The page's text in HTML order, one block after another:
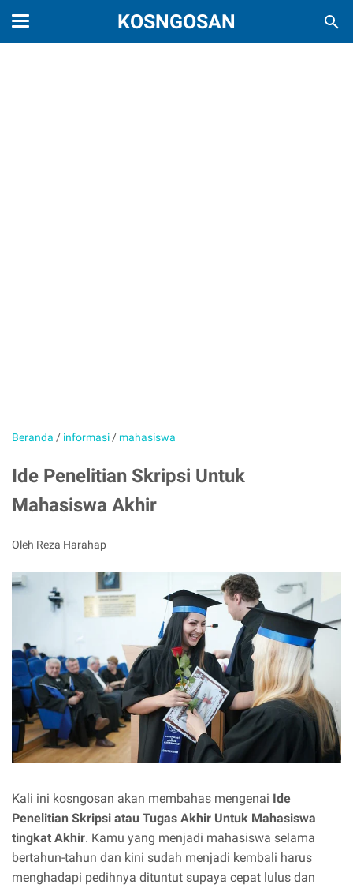
KOSNGOSAN
Beranda / informasi / mahasiswa
Ide Penelitian Skripsi Untuk
Mahasiswa Akhir
Oleh Reza Harahap
Kali ini kosngosan akan membahas mengenai Ide
Penelitian Skripsi atau Tugas Akhir Untuk Mahasiswa
tingkat Akhir. Kamu yang menjadi mahasiswa selama
bertahun-tahun dan kini sudah menjadi kembali harus
menghadapi pedihnya dituntut supaya cepat lulus dan